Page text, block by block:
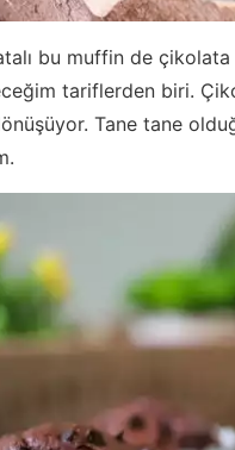
bu muffin de
tariflerden biri.
Tane tane